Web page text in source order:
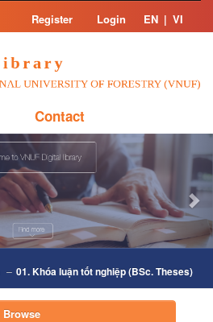
Register Login EN | VI
Contact
01. Khóa luận tốt nghiệp (BSc. Theses)
Browse